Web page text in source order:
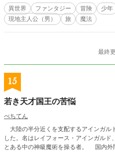
います。 カクヨム（先行公開）→https://kakuyomu.jp/works/117735405488512
2556 小説家になろう→https://
xiv.net/novel/series/8049225
異世界 ファンタジー 冒険 少年
現地主人公（男）
旅 魔法
最終
15
若き天才国王の苦悩
べちてん
大陸の半分近くを支配するアインガル
した。名はレイフォース・アインガル
とある中の神級魔術を操る者。 国内外